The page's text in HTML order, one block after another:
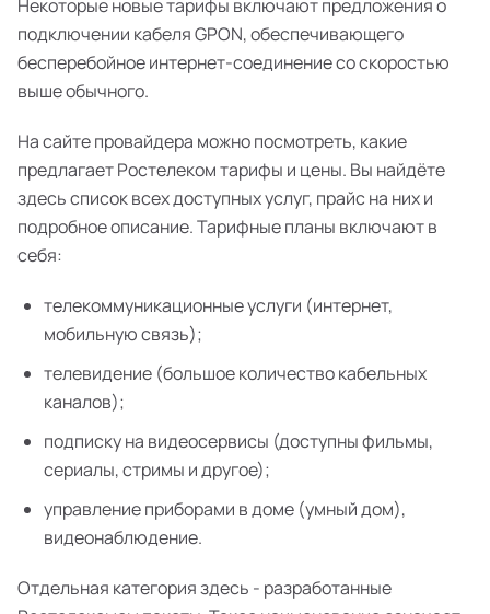
Некоторые новые тарифы включают предложения о
подключении кабеля GPON, обеспечивающего
бесперебойное интернет-соединение со скоростью
выше обычного.
На сайте провайдера можно посмотреть, какие
предлагает Ростелеком тарифы и цены. Вы найдёте
здесь список всех доступных услуг, прайс на них и
подробное описание. Тарифные планы включают в
себя:
телекоммуникационные услуги (интернет,
мобильную связь);
телевидение (большое количество кабельных
каналов);
подписку на видеосервисы (доступны фильмы,
сериалы, стримы и другое);
управление приборами в доме (умный дом),
видеонаблюдение.
Отдельная категория здесь - разработанные